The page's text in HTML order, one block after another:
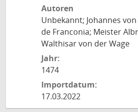
Autoren
Unbekannt; Johannes
de Franconia; Meister
Walthisar von der Wage
Jahr:
1474
Importdatum:
17.03.2022